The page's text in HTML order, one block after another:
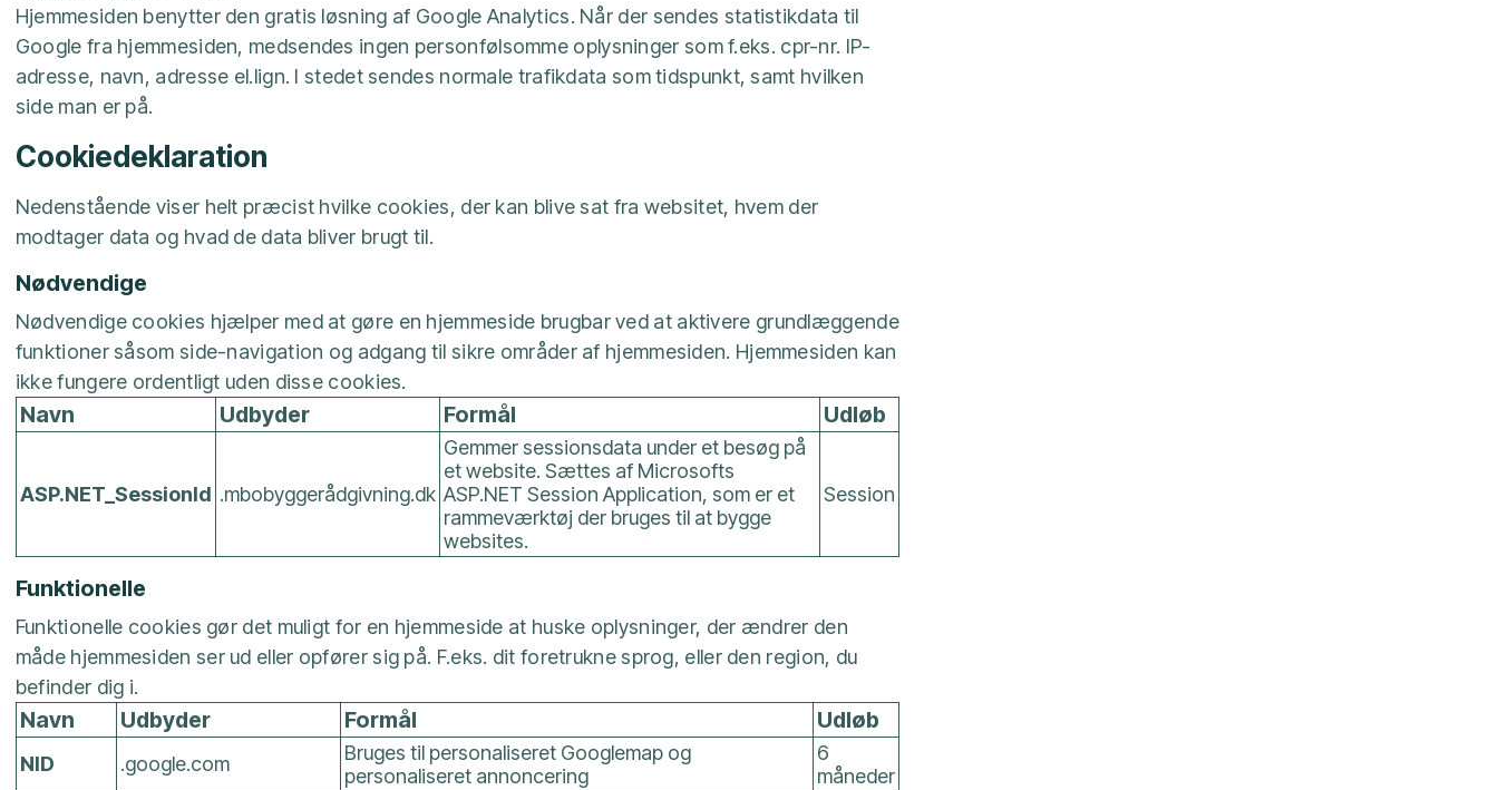
Hjemmesiden benytter den gratis løsning af Google Analytics. Når der sendes statistikdata til
Google fra hjemmesiden, medsendes ingen personfølsomme oplysninger som f.eks. cpr-nr. IP-
adresse, navn, adresse el.lign. I stedet sendes normale trafikdata som tidspunkt, samt hvilken
side man er på.
Cookiedeklaration
Nedenstående viser helt præcist hvilke cookies, der kan blive sat fra websitet, hvem der
modtager data og hvad de data bliver brugt til.
Nødvendige
Nødvendige cookies hjælper med at gøre en hjemmeside brugbar ved at aktivere grundlæggende
funktioner såsom side-navigation og adgang til sikre områder af hjemmesiden. Hjemmesiden kan
ikke fungere ordentligt uden disse cookies.
Navn Udbyder Formål Udløb
ASP.NET_SessionId .mbobyggerådgivning.dk
Gemmer sessionsdata under et besøg på
et website. Sættes af Microsofts
ASP.NET Session Application, som er et
rammeværktøj der bruges til at bygge
websites.
Session
Funktionelle
Funktionelle cookies gør det muligt for en hjemmeside at huske oplysninger, der ændrer den
måde hjemmesiden ser ud eller opfører sig på. F.eks. dit foretrukne sprog, eller den region, du
befinder dig i.
Navn Udbyder Formål Udløb
NID .google.com
Bruges til personaliseret Googlemap og
personaliseret annoncering
6
måneder